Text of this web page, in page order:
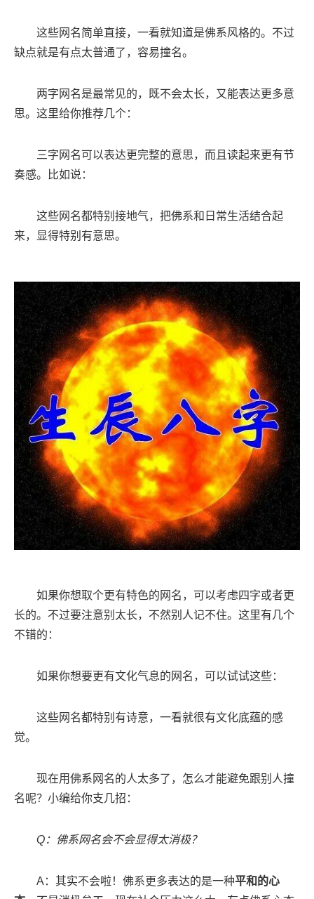
这些网名简单直接，一看就知道是佛系风格的。不过
缺点就是有点太普通了，容易撞名。
两字网名是最常见的，既不会太长，又能表达更多意
思。这里给你推荐几个：
三字网名可以表达更完整的意思，而且读起来更有节
奏感。比如说：
这些网名都特别接地气，把佛系和日常生活结合起
来，显得特别有意思。
如果你想取个更有特色的网名，可以考虑四字或者更
长的。不过要注意别太长，不然别人记不住。这里有几个
不错的：
如果你想要更有文化气息的网名，可以试试这些：
这些网名都特别有诗意，一看就很有文化底蕴的感
觉。
现在用佛系网名的人太多了，怎么才能避免跟别人撞
名呢？小编给你支几招：
Q：佛系网名会不会显得太消极？
A：其实不会啦！佛系更多表达的是一种平和的心